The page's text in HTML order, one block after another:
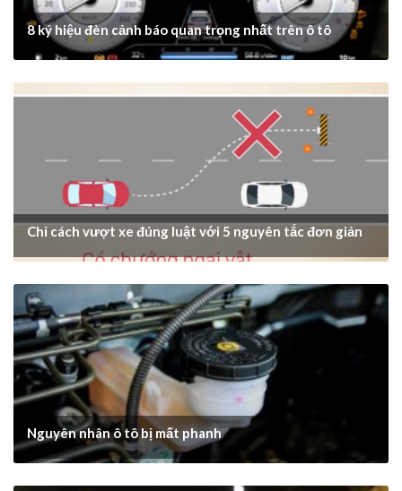
8 ký hiệu đèn cảnh báo quan trọng nhất trên ô tô
Chỉ cách vượt xe đúng luật với 5 nguyên tắc đơn giản
Nguyên nhân ô tô bị mất phanh